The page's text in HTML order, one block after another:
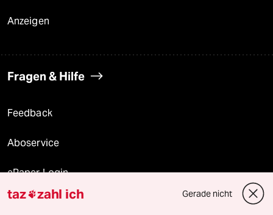
Anzeigen
Fragen & Hilfe
Feedback
Aboservice
ePaper Login
Downloads für Abonnierende
taz zahl ich Gerade nicht